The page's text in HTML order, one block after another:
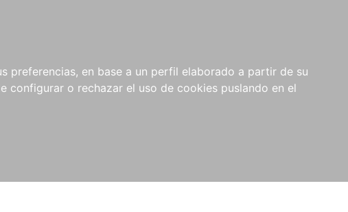
preferencias, en base a un perfil elaborado a partir de su
configurar o rechazar el uso de cookies puslando en el
NOVEDADES NOTICIAS
COMPRAS
INSTITUCIONALES